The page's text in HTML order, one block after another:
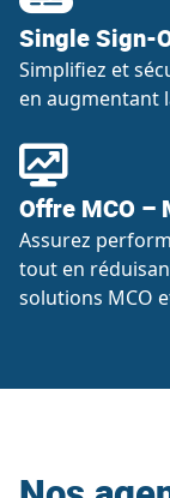
Single Sign-
Simplifiez et
en augmentant
Offre MCO –
Assurez
tout en
solutions MCO